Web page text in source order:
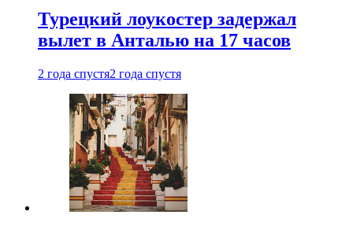
Турецкий лоукостер задержал
вылет в Анталью на 17 часов
2 года спустя2 года спустя